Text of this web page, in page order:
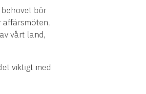
bör
vårt land,
viktigt med